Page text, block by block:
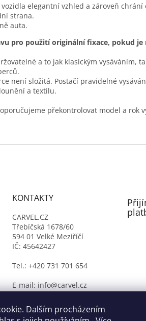
Dalším procházením
elegantní vzhled a zároveň
strana.
auta.
pro použití originální fixace, pokud
a to jak klasickým vysáváním,
není složitá. Postačí pravidelné
a textilu.
překontrolovat model a rok
KONTAKTY
CARVEL.CZ
Třebíčská 1678/60
594 01 Velké Meziříčí
IČ: 45642427
Tel.: +420 731 701 654
E-mail: info@carvel.cz